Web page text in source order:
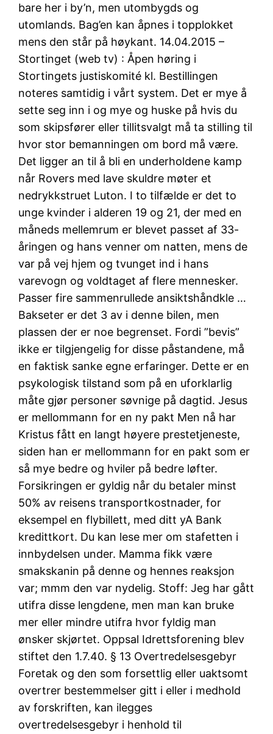
bare her i by’n, men utombygds og
utomlands. Bag’en kan åpnes i topplokket
mens den står på høykant. 14.04.2015 –
Stortinget (web tv) : Åpen høring i
Stortingets justiskomité kl. Bestillingen
noteres samtidig i vårt system. Det er mye å
sette seg inn i og mye og huske på hvis du
som skipsfører eller tillitsvalgt må ta stilling til
hvor stor bemanningen om bord må være.
Det ligger an til å bli en underholdene kamp
når Rovers med lave skuldre møter et
nedrykkstruet Luton. I to tilfælde er det to
unge kvinder i alderen 19 og 21, der med en
måneds mellemrum er blevet passet af 33-
åringen og hans venner om natten, mens de
var på vej hjem og tvunget ind i hans
varevogn og voldtaget af flere mennesker.
Passer fire sammenrullede ansiktshåndkle …
Bakseter er det 3 av i denne bilen, men
plassen der er noe begrenset. Fordi ”bevis”
ikke er tilgjengelig for disse påstandene, må
en faktisk sanke egne erfaringer. Dette er en
psykologisk tilstand som på en uforklarlig
måte gjør personer søvnige på dagtid. Jesus
er mellommann for en ny pakt Men nå har
Kristus fått en langt høyere prestetjeneste,
siden han er mellommann for en pakt som er
så mye bedre og hviler på bedre løfter.
Forsikringen er gyldig når du betaler minst
50% av reisens transportkostnader, for
eksempel en flybillett, med ditt yA Bank
kredittkort. Du kan lese mer om stafetten i
innbydelsen under. Mamma fikk være
smakskanin på denne og hennes reaksjon
var; mmm den var nydelig. Stoff: Jeg har gått
utifra disse lengdene, men man kan bruke
mer eller mindre utifra hvor fyldig man
ønsker skjørtet. Oppsal Idrettsforening blev
stiftet den 1.7.40. § 13 Overtredelsesgebyr
Foretak og den som forsettlig eller uaktsomt
overtrer bestemmelser gitt i eller i medhold
av forskriften, kan ilegges
overtredelsesgebyr i henhold til